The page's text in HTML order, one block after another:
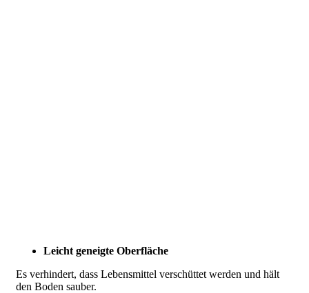
Leicht geneigte Oberfläche
Es verhindert, dass Lebensmittel verschüttet werden und hält
den Boden sauber.